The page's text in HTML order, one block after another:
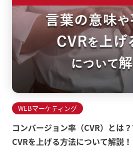
WEBマーケティング
コンバージョン率（CVR）とは
CVRを上げる方法について解説！